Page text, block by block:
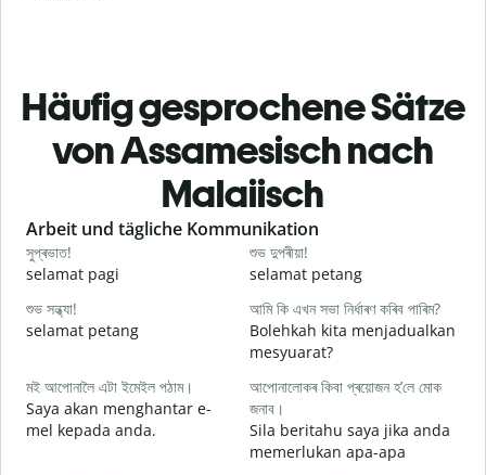
Häufig gesprochene Sätze
von Assamesisch nach
Malaiisch
Slide 1 of 6
Arbeit und tägliche Kommunikation
সুপ্ৰভাত!
selamat pagi
শুভ দুপৰীয়া!
selamat petang
শুভ সন্ধ্যা!
selamat petang
আমি কি এখন সভা নিৰ্ধাৰণ কৰিব পাৰিম?
Bolehkah kita menjadualkan
mesyuarat?
মই আপোনালৈ এটা ইমেইল পঠাম।
Saya akan menghantar e-
mel kepada anda.
আপোনালোকৰ কিবা প্ৰয়োজন হ’লে মোক
জনাব।
Sila beritahu saya jika anda
memerlukan apa-apa